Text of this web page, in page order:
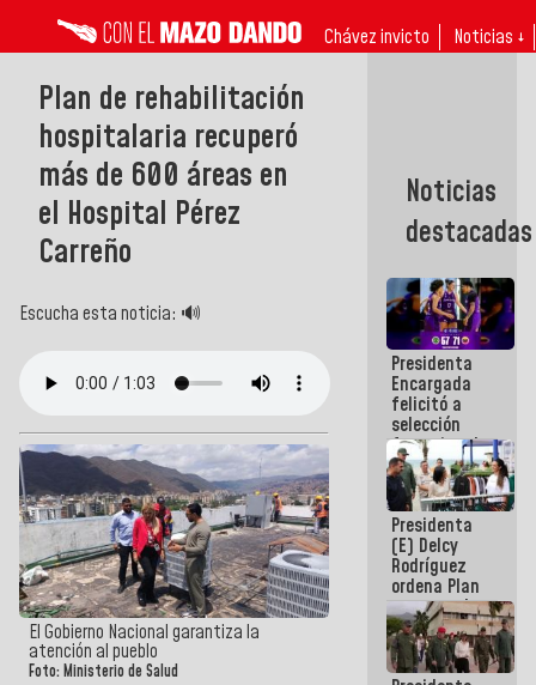
Chávez invicto Noticias ↓
Plan de rehabilitación
hospitalaria recuperó
más de 600 áreas en
el Hospital Pérez
Carreño
Escucha esta noticia: 🔊
El Gobierno Nacional garantiza la
atención al pueblo
Foto: Ministerio de Salud
Noticias
destacadas
Presidenta
Encargada
felicitó a
selección
femenina de
baloncesto
por su
clasificación
a la
AmeriCup
2027
Presidenta
(E) Delcy
Rodríguez
ordena Plan
maestro de
desarrollo
logístico y
turístico